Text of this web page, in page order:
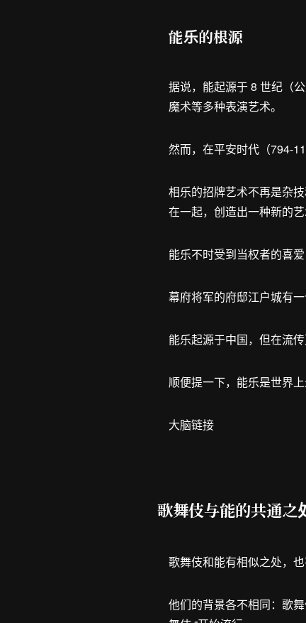
能乐的根源
据说，能起源于 8 世纪（
魔术等多种表演艺术。
然而，在平安时代（794-
相乐的招牌艺术不再是杂
在一起，创造出一种新的艺
能乐不时受到当权者的喜
幕府将军的府邸江户城有
能乐起源于中国，但在流
顺便提一下，能乐是世界
大脑链接
歌舞伎与能的共通之
歌舞伎和能有相似之处，
他们的背景各不相同：歌